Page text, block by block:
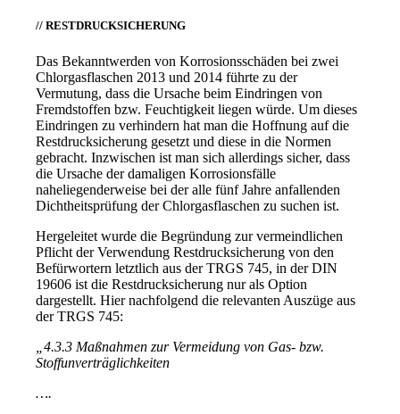
// RESTDRUCKSICHERUNG
Das Bekanntwerden von Korrosionsschäden bei zwei
Chlorgasflaschen 2013 und 2014 führte zu der
Vermutung, dass die Ursache beim Eindringen von
Fremdstoffen bzw. Feuchtigkeit liegen würde. Um dieses
Eindringen zu verhindern hat man die Hoffnung auf die
Restdrucksicherung gesetzt und diese in die Normen
gebracht. Inzwischen ist man sich allerdings sicher, dass
die Ursache der damaligen Korrosionsfälle
naheliegenderweise bei der alle fünf Jahre anfallenden
Dichtheitsprüfung der Chlorgasflaschen zu suchen ist.
Hergeleitet wurde die Begründung zur vermeindlichen
Pflicht der Verwendung Restdrucksicherung von den
Befürwortern letztlich aus der TRGS 745, in der DIN
19606 ist die Restdrucksicherung nur als Option
dargestellt. Hier nachfolgend die relevanten Auszüge aus
der TRGS 745:
„4.3.3 Maßnahmen zur Vermeidung von Gas- bzw.
Stoffunverträglichkeiten
….